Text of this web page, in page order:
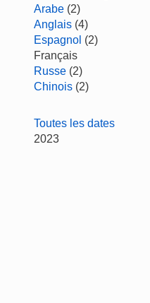
Arabe (2)
Anglais (4)
Espagnol (2)
Français
Russe (2)
Chinois (2)
Toutes les dates
2023